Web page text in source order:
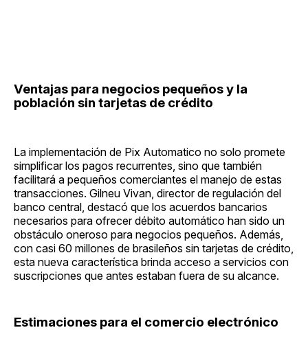
Ventajas para negocios pequeños y la
población sin tarjetas de crédito
La implementación de Pix Automatico no solo promete
simplificar los pagos recurrentes, sino que también
facilitará a pequeños comerciantes el manejo de estas
transacciones. Gilneu Vivan, director de regulación del
banco central, destacó que los acuerdos bancarios
necesarios para ofrecer débito automático han sido un
obstáculo oneroso para negocios pequeños. Además,
con casi 60 millones de brasileños sin tarjetas de crédito,
esta nueva característica brinda acceso a servicios con
suscripciones que antes estaban fuera de su alcance.
Estimaciones para el comercio electrónico